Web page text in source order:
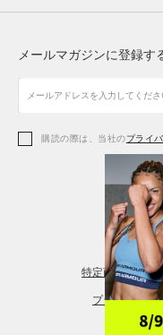
アクセサリー
アクセサリー
シューズ
アクセサリー
レギンス＆タイツ
シューズ
メールマガジンに登録す
購読の際は、当社のプライ
特定商取引法に
プライバシー